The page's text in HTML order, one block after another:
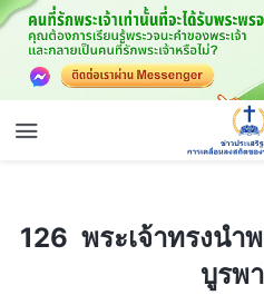
126 พระเจ้าทรงนำพระสิริของพระ
126 พระเจ้าทรงนำ
บูรพ